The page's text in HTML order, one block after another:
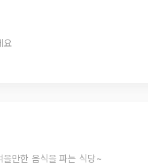
요
을만한 음식을 파는 식당~